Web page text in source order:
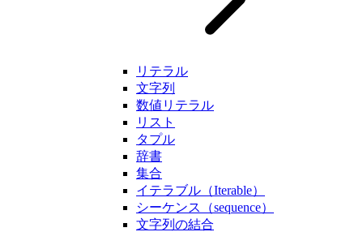
リテラル
文字列
数値リテラル
リスト
タプル
辞書
集合
イテラブル（Iterable）
シーケンス（sequence）
文字列の結合